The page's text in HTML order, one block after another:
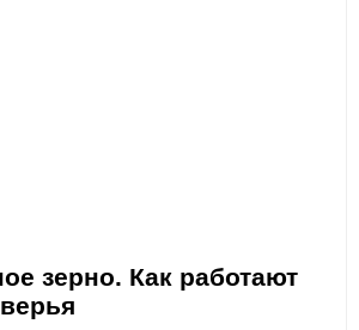
зерно. Как работают